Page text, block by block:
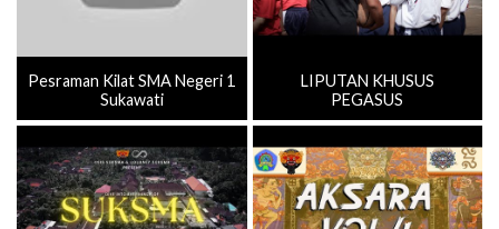
Pesraman Kilat SMA Negeri 1
Sukawati
LIPUTAN KHUSUS
PEGASUS